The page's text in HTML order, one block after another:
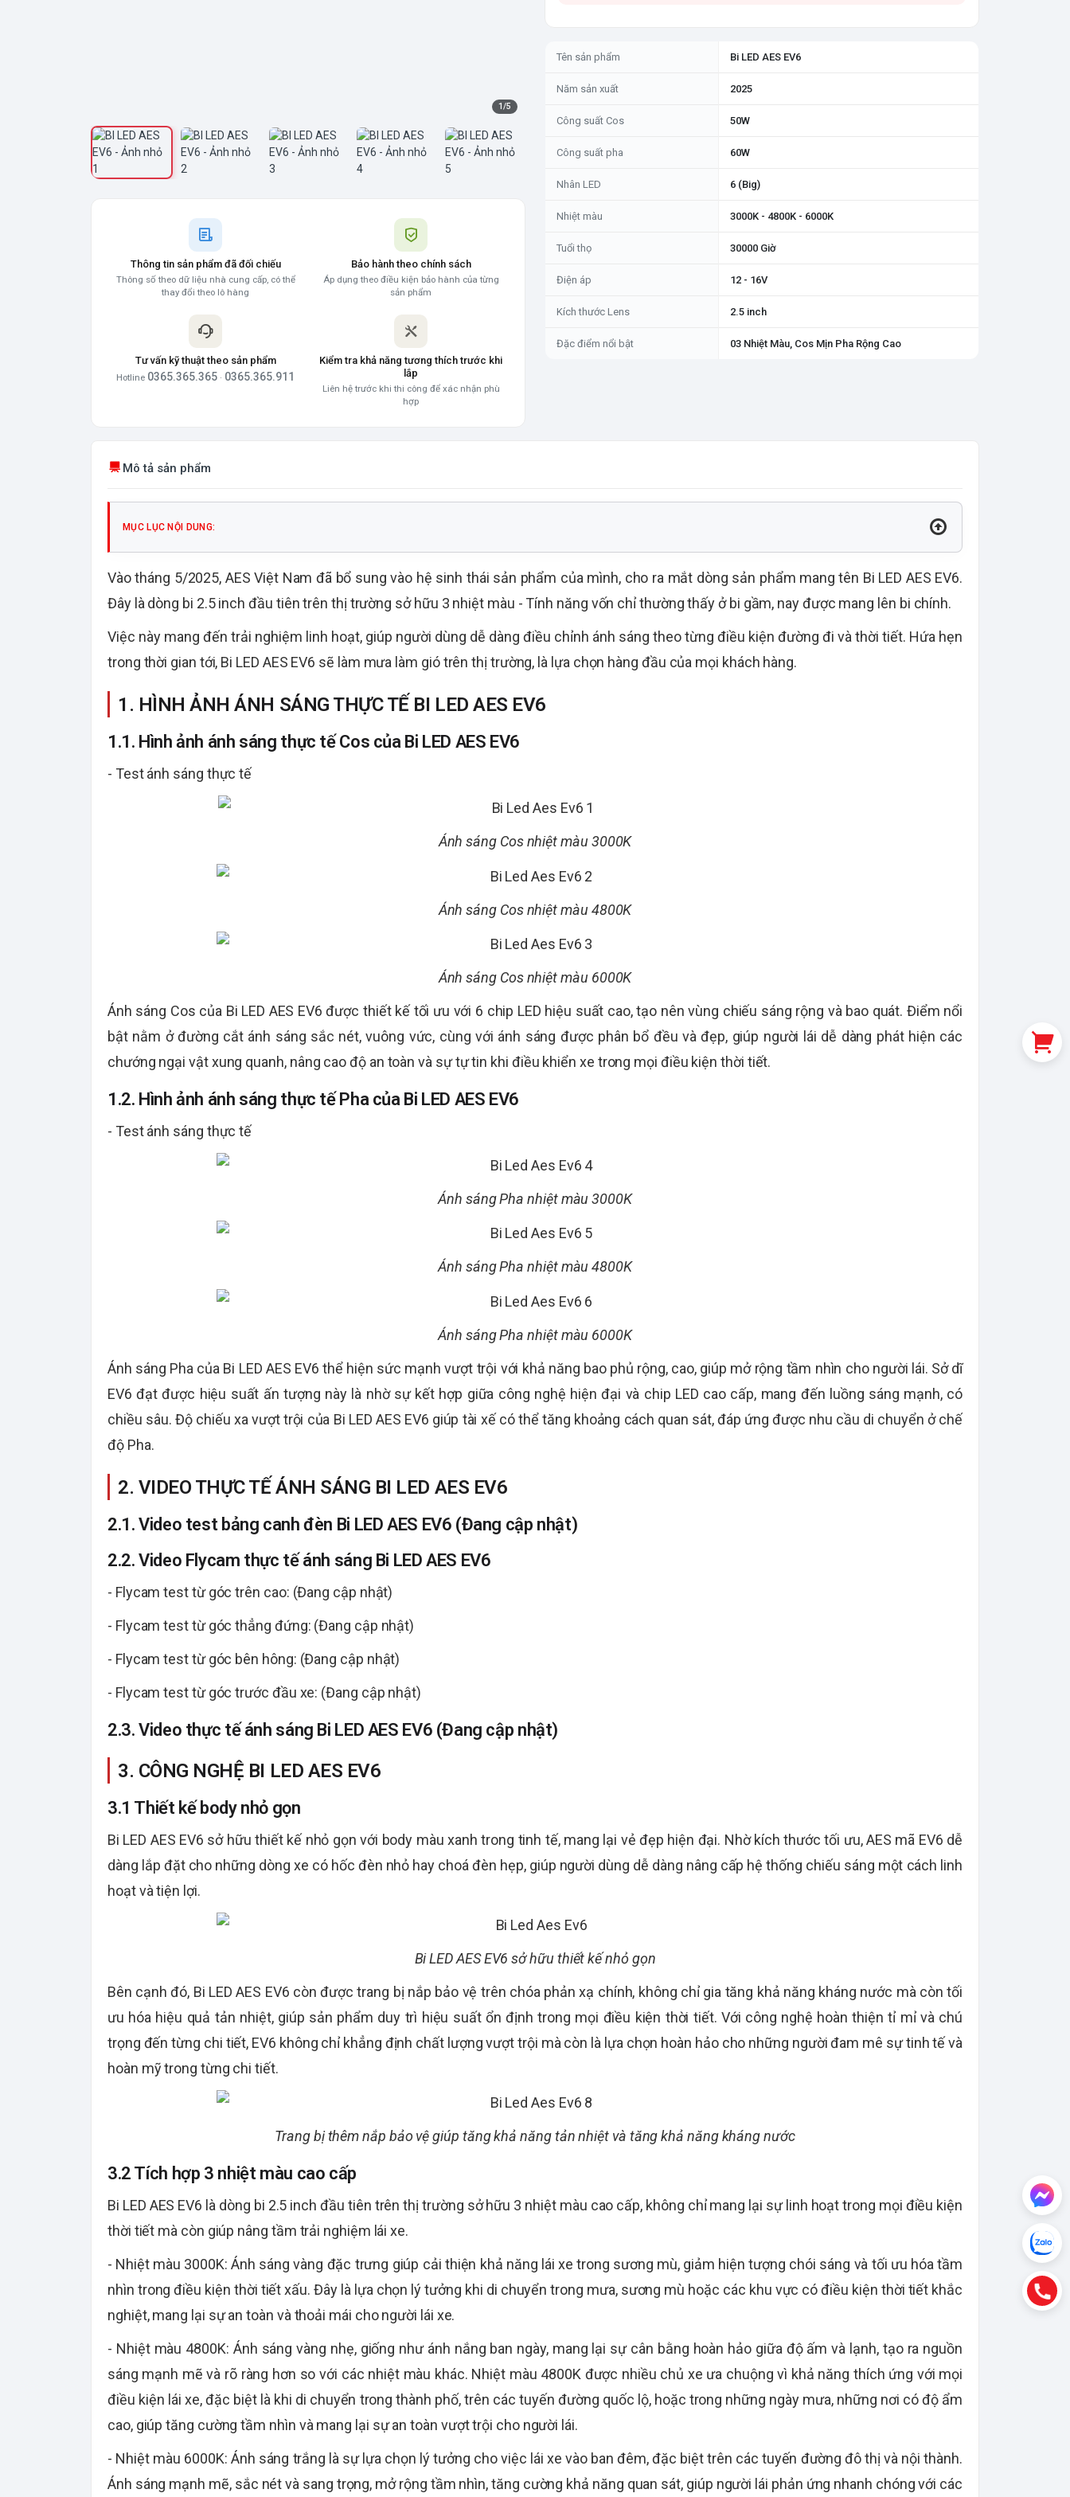
1/5
Thông tin sản phẩm đã đối chiếu
Thông số theo dữ liệu nhà cung cấp, có thể
thay đổi theo lô hàng
Bảo hành theo chính sách
Áp dụng theo điều kiện bảo hành của từng
sản phẩm
Tư vấn kỹ thuật theo sản phẩm
Hotline 0365.365.365 · 0365.365.911
Kiểm tra khả năng tương thích trước khi
lắp
Liên hệ trước khi thi công để xác nhận phù
hợp
Tên sản phẩm Bi LED AES EV6
Năm sản xuất 2025
Công suất Cos 50W
Công suất pha 60W
Nhân LED 6 (Big)
Nhiệt màu 3000K - 4800K - 6000K
Tuổi thọ 30000 Giờ
Điện áp 12 - 16V
Kích thước Lens 2.5 inch
Đặc điểm nổi bật 03 Nhiệt Màu, Cos Mịn Pha Rộng Cao
Mô tả sản phẩm
MỤC LỤC NỘI DUNG:
Vào tháng 5/2025, AES Việt Nam đã bổ sung vào hệ sinh thái sản phẩm của mình, cho ra mắt dòng sản phẩm mang tên Bi LED AES EV6.
Đây là dòng bi 2.5 inch đầu tiên trên thị trường sở hữu 3 nhiệt màu - Tính năng vốn chỉ thường thấy ở bi gầm, nay được mang lên bi chính.
Việc này mang đến trải nghiệm linh hoạt, giúp người dùng dễ dàng điều chỉnh ánh sáng theo từng điều kiện đường đi và thời tiết. Hứa hẹn
trong thời gian tới, Bi LED AES EV6 sẽ làm mưa làm gió trên thị trường, là lựa chọn hàng đầu của mọi khách hàng.
1. HÌNH ẢNH ÁNH SÁNG THỰC TẾ BI LED AES EV6
1.1. Hình ảnh ánh sáng thực tế Cos của Bi LED AES EV6
- Test ánh sáng thực tế
Ánh sáng Cos nhiệt màu 3000K
Ánh sáng Cos nhiệt màu 4800K
Ánh sáng Cos nhiệt màu 6000K
Ánh sáng Cos của Bi LED AES EV6 được thiết kế tối ưu với 6 chip LED hiệu suất cao, tạo nên vùng chiếu sáng rộng và bao quát. Điểm nổi
bật nằm ở đường cắt ánh sáng sắc nét, vuông vức, cùng với ánh sáng được phân bổ đều và đẹp, giúp người lái dễ dàng phát hiện các
chướng ngại vật xung quanh, nâng cao độ an toàn và sự tự tin khi điều khiển xe trong mọi điều kiện thời tiết.
1.2. Hình ảnh ánh sáng thực tế Pha của Bi LED AES EV6
- Test ánh sáng thực tế
Ánh sáng Pha nhiệt màu 3000K
Ánh sáng Pha nhiệt màu 4800K
Ánh sáng Pha nhiệt màu 6000K
Ánh sáng Pha của Bi LED AES EV6 thể hiện sức mạnh vượt trội với khả năng bao phủ rộng, cao, giúp mở rộng tầm nhìn cho người lái. Sở dĩ
EV6 đạt được hiệu suất ấn tượng này là nhờ sự kết hợp giữa công nghệ hiện đại và chip LED cao cấp, mang đến luồng sáng mạnh, có
chiều sâu. Độ chiếu xa vượt trội của Bi LED AES EV6 giúp tài xế có thể tăng khoảng cách quan sát, đáp ứng được nhu cầu di chuyển ở chế
độ Pha.
2. VIDEO THỰC TẾ ÁNH SÁNG BI LED AES EV6
2.1. Video test bảng canh đèn Bi LED AES EV6 (Đang cập nhật)
2.2. Video Flycam thực tế ánh sáng Bi LED AES EV6
- Flycam test từ góc trên cao: (Đang cập nhật)
- Flycam test từ góc thẳng đứng: (Đang cập nhật)
- Flycam test từ góc bên hông: (Đang cập nhật)
- Flycam test từ góc trước đầu xe: (Đang cập nhật)
2.3. Video thực tế ánh sáng Bi LED AES EV6 (Đang cập nhật)
3. CÔNG NGHỆ BI LED AES EV6
3.1 Thiết kế body nhỏ gọn
Bi LED AES EV6 sở hữu thiết kế nhỏ gọn với body màu xanh trong tinh tế, mang lại vẻ đẹp hiện đại. Nhờ kích thước tối ưu, AES mã EV6 dễ
dàng lắp đặt cho những dòng xe có hốc đèn nhỏ hay choá đèn hẹp, giúp người dùng dễ dàng nâng cấp hệ thống chiếu sáng một cách linh
hoạt và tiện lợi.
Bi LED AES EV6 sở hữu thiết kế nhỏ gọn
Bên cạnh đó, Bi LED AES EV6 còn được trang bị nắp bảo vệ trên chóa phản xạ chính, không chỉ gia tăng khả năng kháng nước mà còn tối
ưu hóa hiệu quả tản nhiệt, giúp sản phẩm duy trì hiệu suất ổn định trong mọi điều kiện thời tiết. Với công nghệ hoàn thiện tỉ mỉ và chú
trọng đến từng chi tiết, EV6 không chỉ khẳng định chất lượng vượt trội mà còn là lựa chọn hoàn hảo cho những người đam mê sự tinh tế và
hoàn mỹ trong từng chi tiết.
Trang bị thêm nắp bảo vệ giúp tăng khả năng tản nhiệt và tăng khả năng kháng nước
3.2 Tích hợp 3 nhiệt màu cao cấp
Bi LED AES EV6 là dòng bi 2.5 inch đầu tiên trên thị trường sở hữu 3 nhiệt màu cao cấp, không chỉ mang lại sự linh hoạt trong mọi điều kiện
thời tiết mà còn giúp nâng tầm trải nghiệm lái xe.
- Nhiệt màu 3000K: Ánh sáng vàng đặc trưng giúp cải thiện khả năng lái xe trong sương mù, giảm hiện tượng chói sáng và tối ưu hóa tầm
nhìn trong điều kiện thời tiết xấu. Đây là lựa chọn lý tưởng khi di chuyển trong mưa, sương mù hoặc các khu vực có điều kiện thời tiết khắc
nghiệt, mang lại sự an toàn và thoải mái cho người lái xe.
- Nhiệt màu 4800K: Ánh sáng vàng nhẹ, giống như ánh nắng ban ngày, mang lại sự cân bằng hoàn hảo giữa độ ấm và lạnh, tạo ra nguồn
sáng mạnh mẽ và rõ ràng hơn so với các nhiệt màu khác. Nhiệt màu 4800K được nhiều chủ xe ưa chuộng vì khả năng thích ứng với mọi
điều kiện lái xe, đặc biệt là khi di chuyển trong thành phố, trên các tuyến đường quốc lộ, hoặc trong những ngày mưa, những nơi có độ ẩm
cao, giúp tăng cường tầm nhìn và mang lại sự an toàn vượt trội cho người lái.
- Nhiệt màu 6000K: Ánh sáng trắng là sự lựa chọn lý tưởng cho việc lái xe vào ban đêm, đặc biệt trên các tuyến đường đô thị và nội thành.
Ánh sáng mạnh mẽ, sắc nét và sang trọng, mở rộng tầm nhìn, tăng cường khả năng quan sát, giúp người lái phản ứng nhanh chóng với các